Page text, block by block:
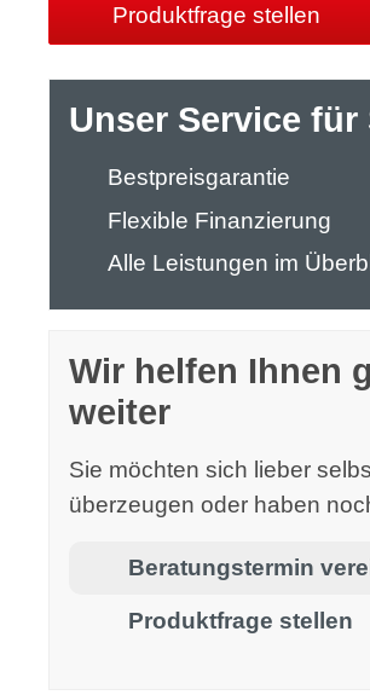
Produktfrage stellen
Unser Service für
Bestpreisgarantie
Flexible Finanzierung
Alle Leistungen im
Wir helfen Ihnen
weiter
Sie möchten sich lieber
überzeugen oder haben
Beratungstermin
Produktfrage stellen